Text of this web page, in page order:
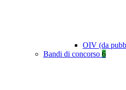
OIV (da
Bandi di concorso 6